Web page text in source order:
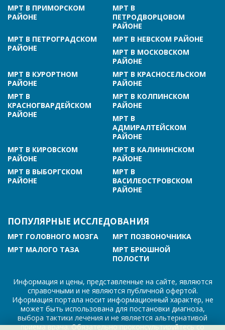
МРТ В ПРИМОРСКОМ
РАЙОНЕ
МРТ В
ПЕТРОДВОРЦОВОМ
РАЙОНЕ
МРТ В ПЕТРОГРАДСКОМ
РАЙОНЕ
МРТ В НЕВСКОМ РАЙОНЕ
МРТ В МОСКОВСКОМ
РАЙОНЕ
МРТ В КУРОРТНОМ
РАЙОНЕ
МРТ В КРАСНОСЕЛЬСКОМ
РАЙОНЕ
МРТ В
КРАСНОГВАРДЕЙСКОМ
РАЙОНЕ
МРТ В КОЛПИНСКОМ
РАЙОНЕ
МРТ В
АДМИРАЛТЕЙСКОМ
РАЙОНЕ
МРТ В КИРОВСКОМ
РАЙОНЕ
МРТ В КАЛИНИНСКОМ
РАЙОНЕ
МРТ В ВЫБОРГСКОМ
РАЙОНЕ
МРТ В
ВАСИЛЕОСТРОВСКОМ
РАЙОНЕ
ПОПУЛЯРНЫЕ ИССЛЕДОВАНИЯ
МРТ ГОЛОВНОГО МОЗГА
МРТ ПОЗВОНОЧНИКА
МРТ МАЛОГО ТАЗА
МРТ БРЮШНОЙ
ПОЛОСТИ
Информация и цены, представленные на сайте, являются
справочными и не являются публичной офертой.
Иформация портала носит информационный характер, не
может быть использована для постановки диагноза,
выбора тактики лечения и не является альтернативой
приема врача. Обязательно проконсультируйтесь со